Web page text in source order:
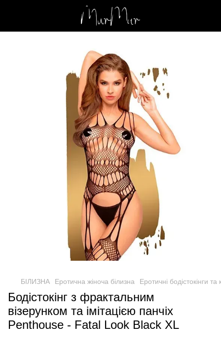
БІЛИЗНА Еротична жіноча білизна Еротичні бодістокінги
Бодістокінг з фрактальним
візерунком та імітацією панчіх
Penthouse - Fatal Look Black XL